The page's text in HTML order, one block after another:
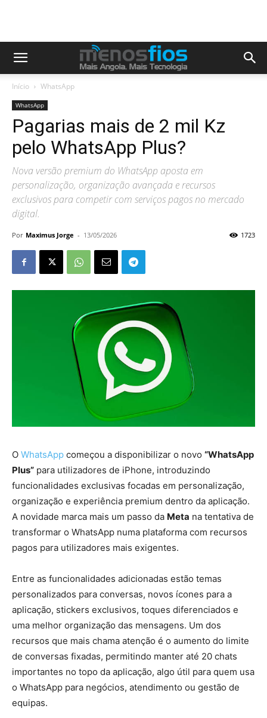
Início WhatsApp
WhatsApp
Pagarias mais de 2 mil Kz
pelo WhatsApp Plus?
Nova versão premium do WhatsApp aposta em
personalização, organização avançada e recursos
exclusivos para competir com serviços pagos no mercado
digital.
Por Maximus Jorge - 13/05/2026 1723
O WhatsApp começou a disponibilizar o novo “WhatsApp
Plus” para utilizadores de iPhone, introduzindo
funcionalidades exclusivas focadas em personalização,
organização e experiência premium dentro da aplicação.
A novidade marca mais um passo da Meta na tentativa de
transformar o WhatsApp numa plataforma com recursos
pagos para utilizadores mais exigentes.
Entre as funcionalidades adicionadas estão temas
personalizados para conversas, novos ícones para a
aplicação, stickers exclusivos, toques diferenciados e
uma melhor organização das mensagens. Um dos
recursos que mais chama atenção é o aumento do limite
de conversas fixadas, permitindo manter até 20 chats
importantes no topo da aplicação, algo útil para quem usa
o WhatsApp para negócios, atendimento ou gestão de
equipas.